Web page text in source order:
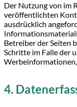
Der Nutzung von im
veröffentlichten
ausdrücklich
Betreiber der Seiten
Schritte im Falle der
4.